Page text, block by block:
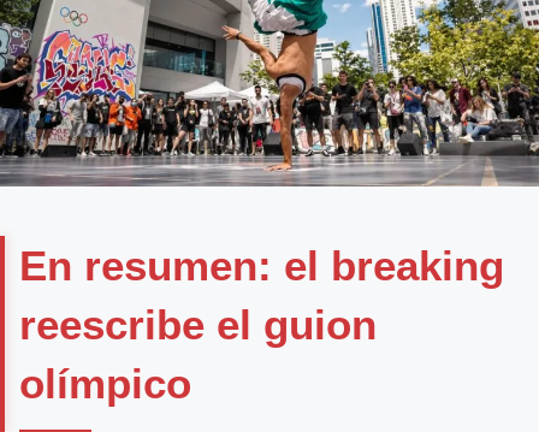
En resumen: el breaking
reescribe el guion
olímpico